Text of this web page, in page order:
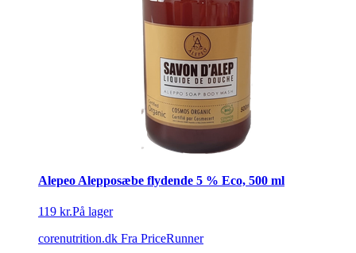
Alepeo Alepposæbe flydende 5 % Eco, 500 ml
119 kr.På lager
corenutrition.dk Fra PriceRunner